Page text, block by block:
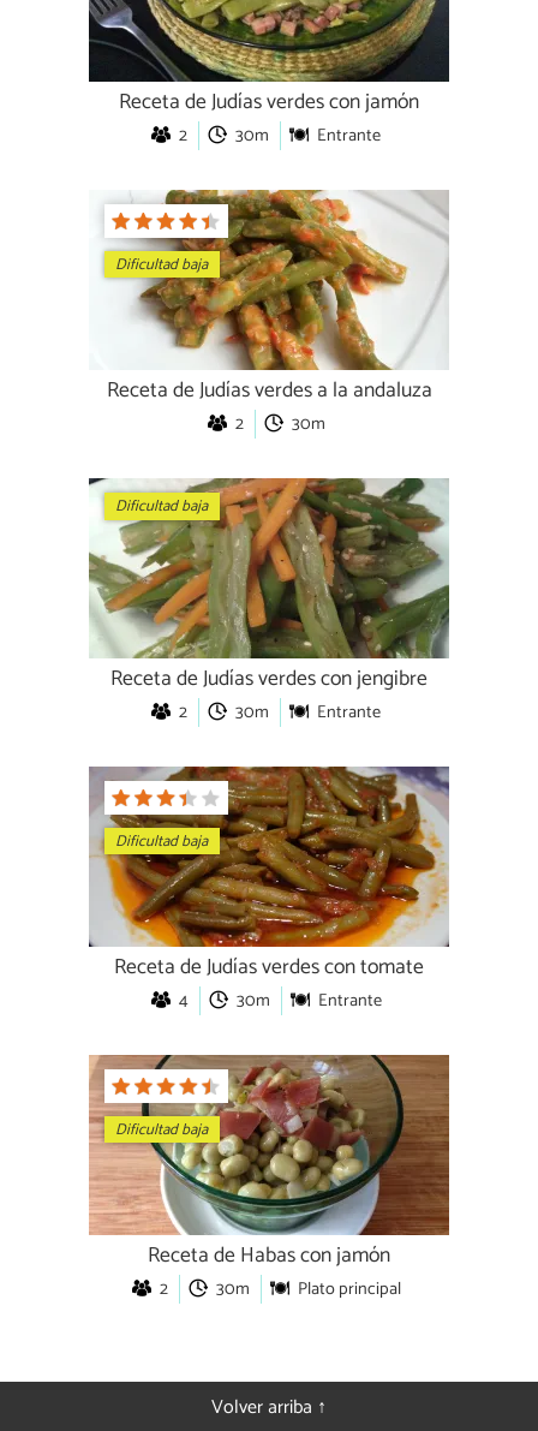
Receta de Judías verdes con jamón
2 30m Entrante
Dificultad baja
Receta de Judías verdes a la andaluza
2 30m
Dificultad baja
Receta de Judías verdes con jengibre
2 30m Entrante
Dificultad baja
Receta de Judías verdes con tomate
4 30m Entrante
Dificultad baja
Receta de Habas con jamón
2 30m Plato principal
Volver arriba ↑